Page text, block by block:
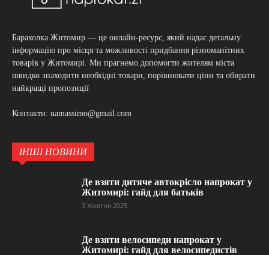
Барахолка Житомир — це онлайн-ресурс, який надає детальну
інформацію про місця та можливості придбання різноманітних
товарів у Житомирі. Ми прагнемо допомогти жителям міста
швидко знаходити необхідні товари, порівнювати ціни та обирати
найкращі пропозиції
Контакти: uamassimo@gmail.com
ІНШІ НОВИНИ
Де взяти дитяче автокрісло напрокат у
Житомирі: гайд для батьків
3 Жовтня 2025
Де взяти велосипеди напрокат у
Житомирі: гайд для велосипедистів